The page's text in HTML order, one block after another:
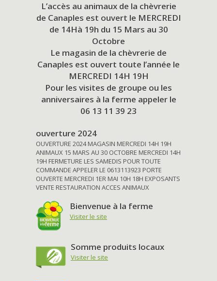
L’accès au animaux de la chèvrerie
de Canaples est ouvert le MERCREDI
de 14Hà 19h du 15 Mars au 30
Octobre
Le magasin de la chèvrerie de
Canaples est ouvert toute l’année le
MERCREDI 14H 19H
Pour les visites de groupe ou les
anniversaires à la ferme appeler le
06 13 11 39 23
ouverture 2024
OUVERTURE 2024 MAGASIN MERCREDI 14H 19H
ANIMAUX 15 MARS AU 30 OCTOBRE MERCREDI 14H
19H FERMETURE LES SAMEDIS POUR TOUTE
COMMANDE APPELER LE 0613113923 PORTE
OUVERTE MERCREDI 1ER MAI 10H 18H EXPOSANTS
VENTE RESTAURATION ACCES ANIMAUX
Bienvenue à la ferme
Visiter le site
Somme produits locaux
Visiter le site